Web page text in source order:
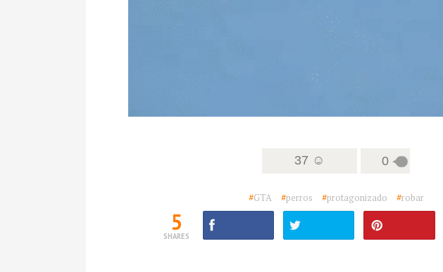
37 ☺ 0
#GTA #perros #protagonizado #robar
5
SHARES